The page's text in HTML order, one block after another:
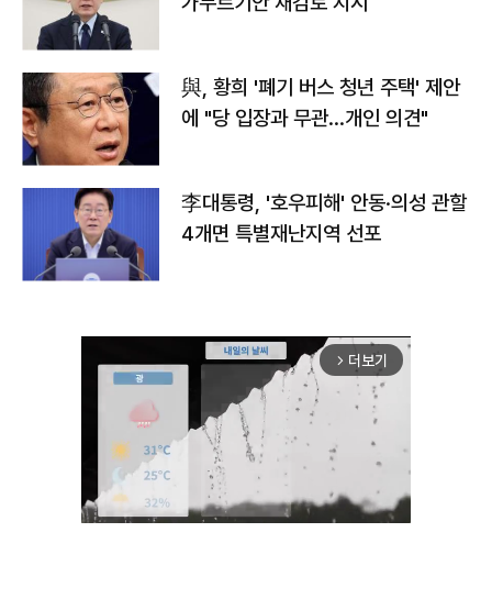
與, 황희 '폐기 버스 청년 주택' 제안
에 "당 입장과 무관…개인 의견"
李대통령, '호우피해' 안동·의성 관할
4개면 특별재난지역 선포
arrow_forward_ios 더보기